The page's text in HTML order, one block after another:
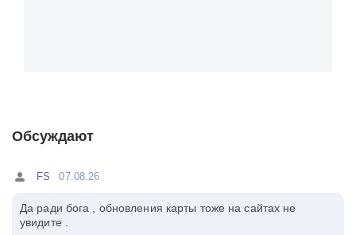
Обсуждают
FS 07.08.26
Да ради бога , обновления карты тоже на сайтах не
увидите .